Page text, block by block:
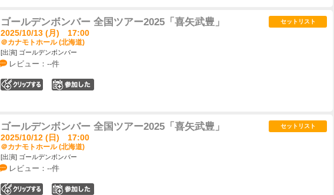
ゴールデンボンバー 全国ツアー2025「喜矢武豊」
2025/10/13 (月) 17:00
＠カナモトホール (北海道)
[出演] ゴールデンボンバー
レビュー：--件
セットリスト
ゴールデンボンバー 全国ツアー2025「喜矢武豊」
2025/10/12 (日) 17:00
＠カナモトホール (北海道)
[出演] ゴールデンボンバー
レビュー：--件
セットリスト